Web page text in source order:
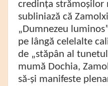
credința strămoșilor
subliniază că
„Dumnezeu
pe lângă celelalte
de „stăpân al
mumă Dochia,
să-și manifeste